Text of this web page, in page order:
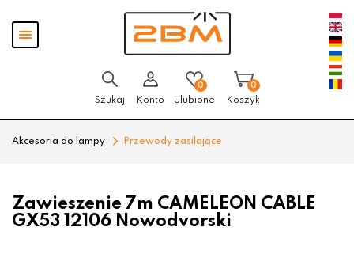
Pokaż
menu
Szukaj Konto
0
Ulubione
0
Koszyk
Akcesoria do lampy Przewody zasilające
Zawieszenie 7m CAMELEON CABLE
GX53 12106 Nowodvorski